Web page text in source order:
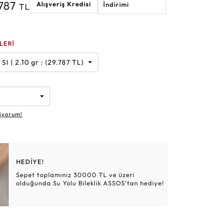
Elmas Bilezikler
Altın Tesbihler
Altın Hasır Setler
Violet
TL
Alışveriş Kredisi
İndirimi
| F | SI | 2.10 gr : (29.787 TL)
HEDİYE!
Sepet toplamınız 30000 TL ve üzeri
olduğunda Su Yolu Bileklik ASSOS'tan hediye!